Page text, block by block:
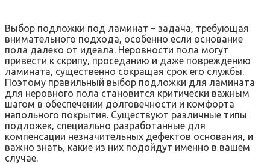
Выбор подложки под ламинат – задача‚ требующая
внимательного подхода‚ особенно если основание
пола далеко от идеала. Неровности пола могут
привести к скрипу‚ проседанию и даже повреждению
ламината‚ существенно сокращая срок его службы.
Поэтому правильный выбор подложки для ламината
для неровного пола становится критически важным
шагом в обеспечении долговечности и комфорта
напольного покрытия. Существуют различные типы
подложек‚ специально разработанные для
компенсации незначительных дефектов основания‚ и
важно знать‚ какие из них подойдут именно в вашем
случае.